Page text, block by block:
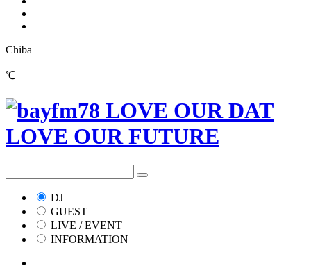
Chiba
℃
DJ
GUEST
LIVE / EVENT
INFORMATION